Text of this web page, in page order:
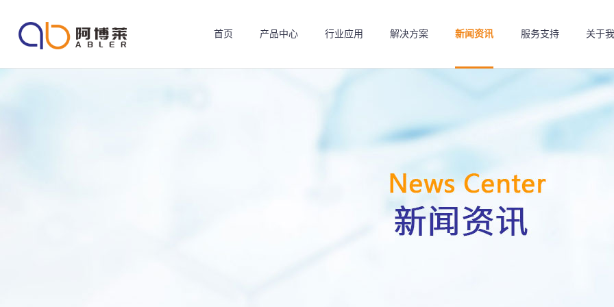
首页 产品中心 行业应用 解决方案 新闻资讯 服务支持 关于